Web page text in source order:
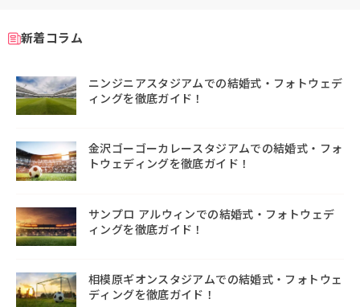
新着コラム
ニンジニアスタジアムでの結婚式・フォトウェデ
ィングを徹底ガイド！
金沢ゴーゴーカレースタジアムでの結婚式・フォ
トウェディングを徹底ガイド！
サンプロ アルウィンでの結婚式・フォトウェデ
ィングを徹底ガイド！
相模原ギオンスタジアムでの結婚式・フォトウェ
ディングを徹底ガイド！